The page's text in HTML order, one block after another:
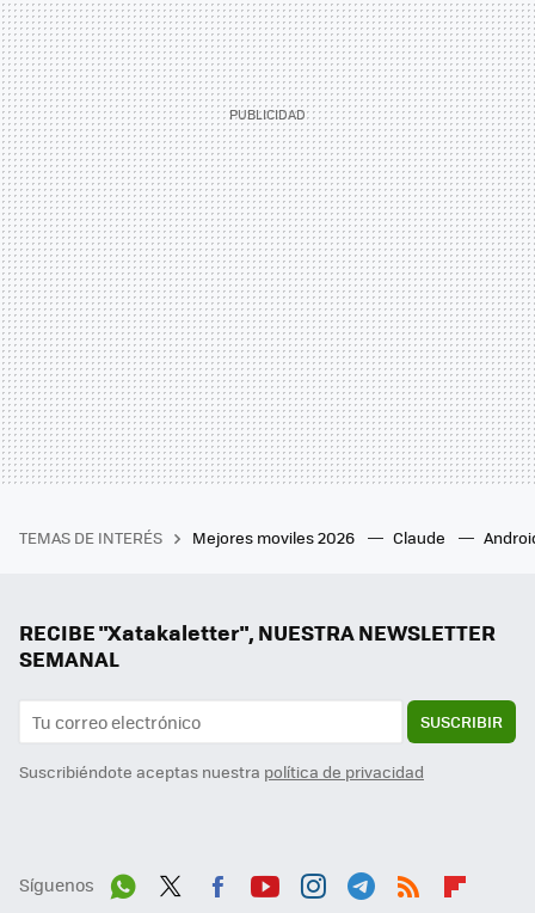
TEMAS DE INTERÉS Mejores moviles 2026 Claude
RECIBE "Xatakaletter", NUESTRA NEWSLETTER
SEMANAL
SUSCRIBIR
Suscribiéndote aceptas nuestra política de privacidad
Síguenos